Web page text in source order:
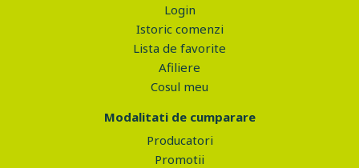
Login
Istoric comenzi
Lista de favorite
Afiliere
Cosul meu
Modalitati de cumparare
Producatori
Promotii